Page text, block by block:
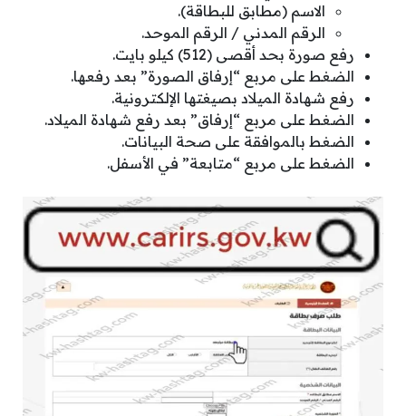
الاسم (مطابق للبطاقة).
الرقم المدني / الرقم الموحد.
رفع صورة بحد أقصى (512) كيلو بايت.
الضغط على مربع “إرفاق الصورة” بعد رفعها.
رفع شهادة الميلاد بصيغتها الإلكترونية.
الضغط على مربع “إرفاق” بعد رفع شهادة الميلاد.
الضغط بالموافقة على صحة البيانات.
الضغط على مربع “متابعة” في الأسفل.